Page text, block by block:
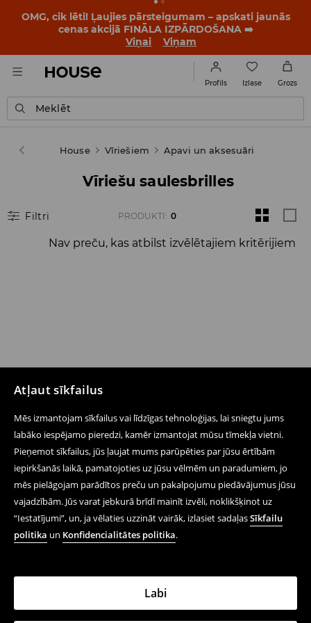
Atļaut sīkfailus
Mēs izmantojam sīkfailus vai līdzīgas tehnoloģijas, lai sniegtu jums
labāko iespējamo pieredzi, kamēr izmantojat mūsu tīmekļa vietni.
Pieņemot sīkfailus, jūs ļaujat mums parūpēties par jūsu ērtībām
iepirkšanās laikā, pamatojoties uz jūsu vēlmēm un paradumiem, jo
mēs pielāgojam parādītos preču un pakalpojumu piedāvājumus jūsu
vajadzībām. Jūs varat jebkurā brīdī mainīt izvēli, noklikšķinot uz
“Iestatījumi”, un, ja vēlaties uzzināt vairāk, izlasiet sadaļasSīkfailu
politika un Konfidencialitātes politika.
Labi
OMG, cik lēti! Ļaujies pārsteigumam – apskati jaunās
cenas akcijā FINĀLA IZPĀRDOŠANA ➡️
Viņai
Viņam
Profils Izlase Grozs
Meklēt
House Vīriešiem Apavi un aksesuāri
Vīriešu saulesbrilles
Filtri PRODUKTI : 0
Nav preču, kas atbilst izvēlētajiem kritērijiem
Seko mums
Palīdzība un saziņa
Iepērcies tiešsaistē